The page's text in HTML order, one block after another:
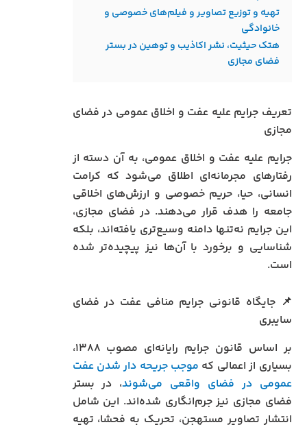
تهیه و توزیع تصاویر و فیلم‌های خصوصی و
خانوادگی
هتک حیثیت، نشر اکاذیب و توهین در بستر
فضای مجازی
تعریف جرایم علیه عفت و اخلاق عمومی در فضای
مجازی
جرایم علیه عفت و اخلاق عمومی، به آن دسته از
رفتارهای مجرمانه‌ای اطلاق می‌شود که کرامت
انسانی، حیا، حریم خصوصی و ارزش‌های اخلاقی
جامعه را هدف قرار می‌دهند. در فضای مجازی،
این جرایم نه‌تنها دامنه وسیع‌تری یافته‌اند، بلکه
شناسایی و برخورد با آن‌ها نیز پیچیده‌تر شده
است.
📌 جایگاه قانونی جرایم منافی عفت در فضای
سایبری
بر اساس قانون جرایم رایانه‌ای مصوب ۱۳۸۸،
بسیاری از اعمالی که موجب جریحه‌ دار شدن عفت
عمومی در فضای واقعی می‌شوند، در بستر
فضای مجازی نیز جرم‌انگاری شده‌اند. این شامل
انتشار تصاویر مستهجن، تحریک به فحشا، تهیه